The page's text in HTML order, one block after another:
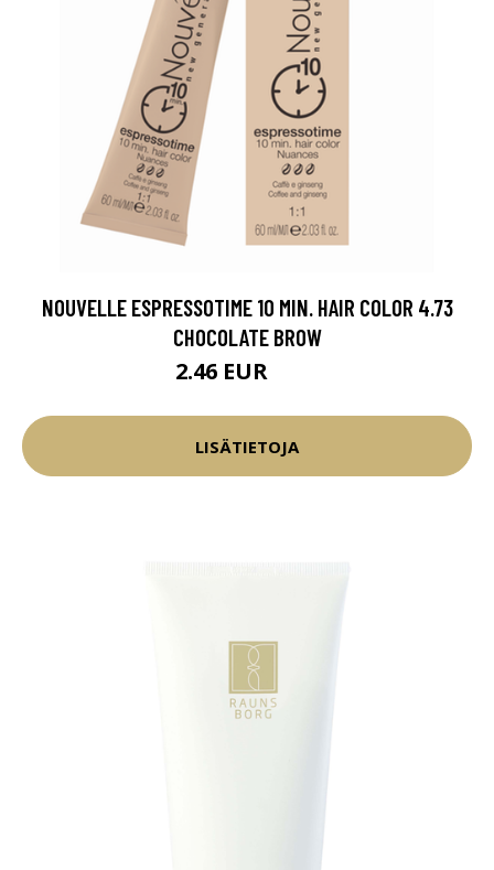
NOUVELLE ESPRESSOTIME 10 MIN. HAIR COLOR 4.73
CHOCOLATE BROW
2.46 EUR
LISÄTIETOJA